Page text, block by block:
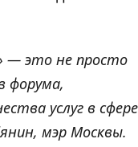
— это не просто
форума,
услуг в сфере
мэр Москвы.